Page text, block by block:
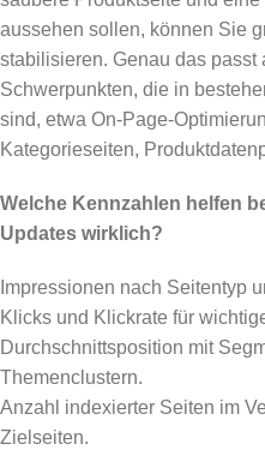
aussehen sollen, können Sie
stabilisieren. Genau das passt
Schwerpunkten, die in
sind, etwa On-Page-
Kategorieseiten,
Welche Kennzahlen helfen
Updates wirklich?
Impressionen nach Seitentyp
Klicks und Klickrate für
Durchschnittsposition mit
Themenclustern.
Anzahl indexierter Seiten im
Zielseiten.